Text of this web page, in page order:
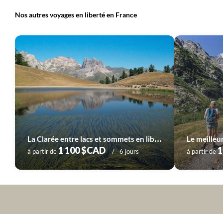
Voyage
Provence - Côte d'Azur Voyage
Pyrénées
Voyage
Sud-Ouest Voyage
Vallée de la Loire
Nos autres voyages en liberté en France
L
a Clarée entre lacs et sommets en liberté
à partir de1 100 $CAD 6 jours
Le
à partir de